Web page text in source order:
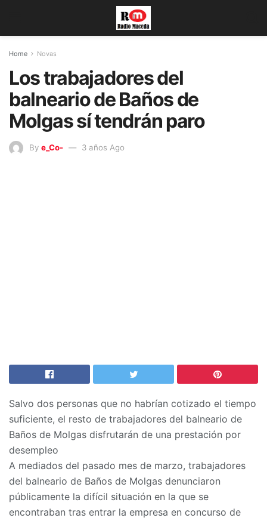
Home Novas
Los trabajadores del
balneario de Baños de
Molgas sí tendrán paro
By e_Co- 3 años Ago
Salvo dos personas que no habrían cotizado el tiempo
suficiente, el resto de trabajadores del balneario de
Baños de Molgas disfrutarán de una prestación por
desempleo
A mediados del pasado mes de marzo, trabajadores
del balneario de Baños de Molgas denunciaron
públicamente la difícil situación en la que se
encontraban tras entrar la empresa en concurso de